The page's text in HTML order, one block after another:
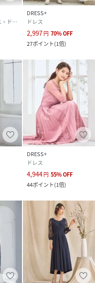
その他のワンピース・ドレス
DRESS+
ドレス
2,997円 70%OFF
27ポイント(1倍)
DRESS+
ドレス
4,944円 55%OFF
44ポイント(1倍)